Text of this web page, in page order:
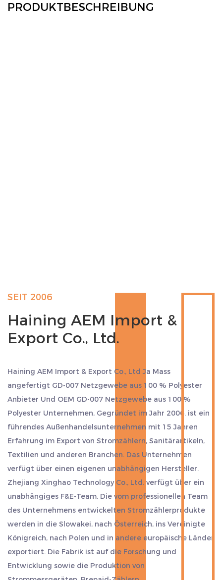
PRODUKTBESCHREIBUNG
SEIT 2006
Haining AEM Import &
Export Co., Ltd.
Haining AEM Import & Export Co., Ltd Ja Mass
angefertigt GD-007 Netzgewebe aus 100 % Polyester
Anbieter Und OEM GD-007 Netzgewebe aus 100 %
Polyester Unternehmen, Gegründet im Jahr 2006. ist ein
führendes Außenhandelsunternehmen mit 15 Jahren
Erfahrung im Export von Stromzählern, Sanitärartikeln,
Textilien und anderen Branchen. Das Unternehmen
verfügt über einen eigenen unabhängigen Hersteller.
Zhejiang Xinghao Technology Co., Ltd. verfügt über ein
unabhängiges F&E-Team. Die vom professionellen Team
des Unternehmens entwickelten Stromzählerprodukte
werden in die Slowakei, nach Österreich, ins Vereinigte
Königreich, nach Polen und in andere europäische Länder
exportiert. Die Fabrik ist auf die Forschung und
Entwicklung sowie die Produktion von